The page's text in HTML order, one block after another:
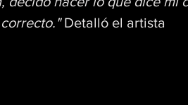
Detalló el artista